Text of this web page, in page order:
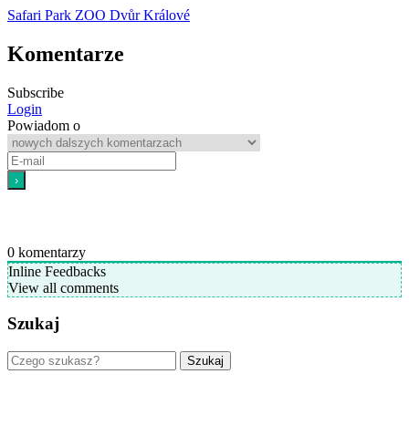
Safari Park ZOO Dvůr Králové
Komentarze
Subscribe
Login
Powiadom o
0 komentarzy
Inline Feedbacks
View all comments
Szukaj
Szukaj